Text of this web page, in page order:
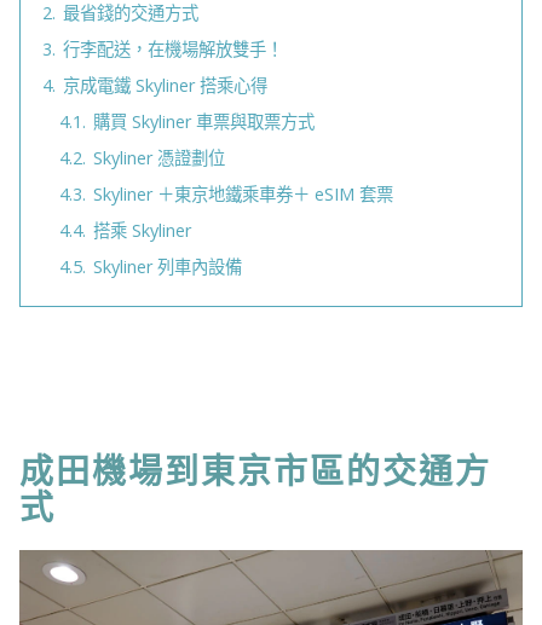
2. 最省錢的交通方式
3. 行李配送，在機場解放雙手！
4. 京成電鐵 Skyliner 搭乘心得
4.1. 購買 Skyliner 車票與取票方式
4.2. Skyliner 憑證劃位
4.3. Skyliner ＋東京地鐵乘車券＋ eSIM 套票
4.4. 搭乘 Skyliner
4.5. Skyliner 列車內設備
成田機場到東京市區的交通方
式